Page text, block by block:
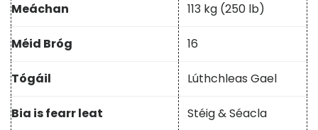
Meáchan 113 kg (250 lb)
Méid Bróg 16
Tógáil Lúthchleas Gael
Bia is fearr leat Stéig & Séacla